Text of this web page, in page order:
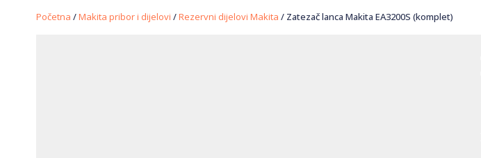
Početna /Makita pribor i dijelovi /Rezervni dijelovi Makita / Zatezač lanca Makita EA3200S (komplet)